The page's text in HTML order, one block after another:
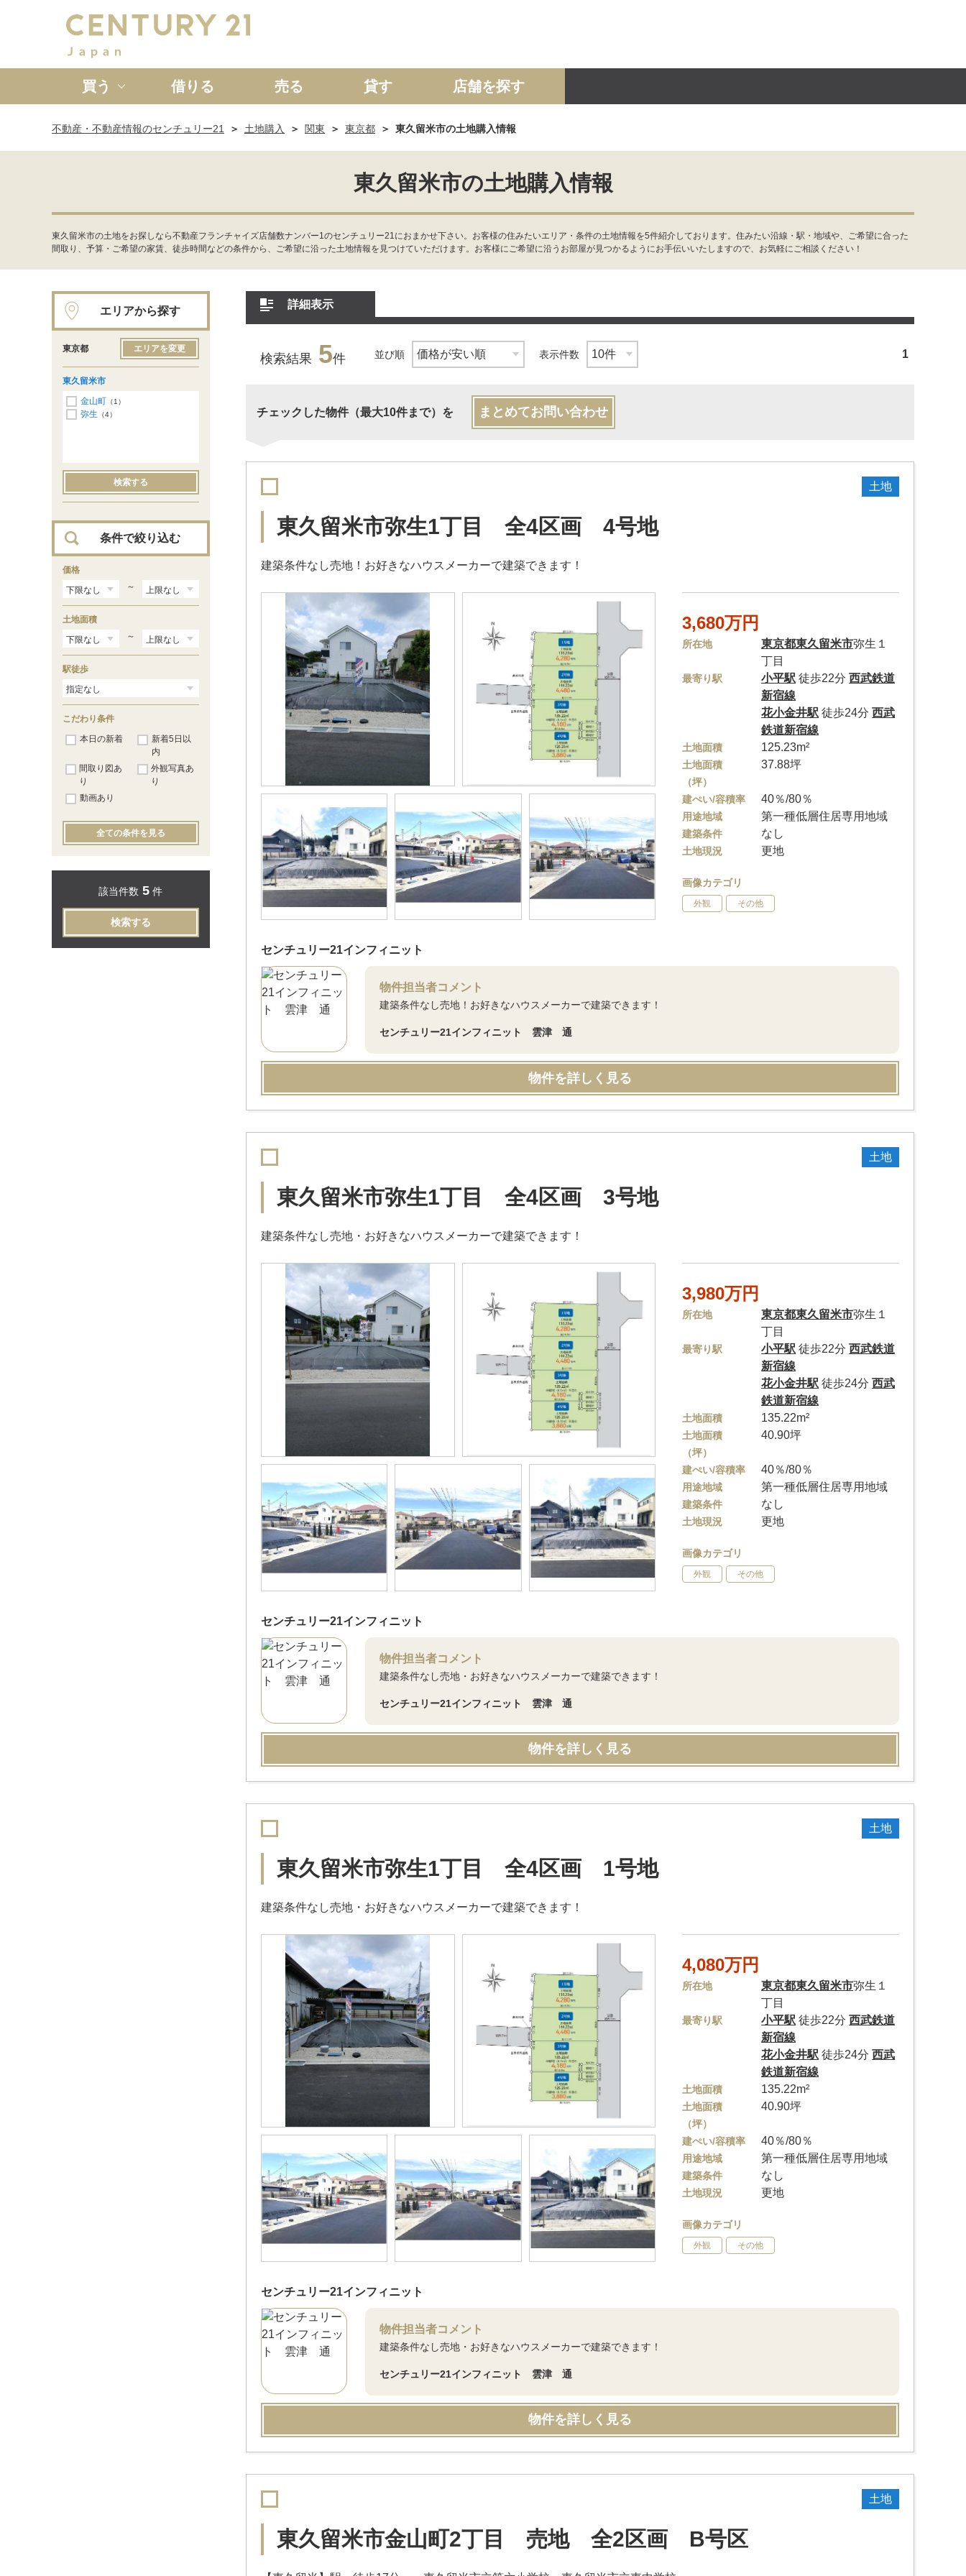
買う
新築一戸建て 中古一戸建て マンション 土地
借りる 売る 貸す 店舗を探す
不動産・不動産情報のセンチュリー21 土地購入 関東 東京都 東久留米市の土地購入情報
東久留米市の土地購入情報
東久留米市の土地をお探しなら不動産フランチャイズ店舗数ナンバー1のセンチュリー21におまかせ下さい。お客様の住みたいエリア・条件の土地情報を5件紹介しております。住みたい沿線・駅・地域や、ご希望に合った
間取り、予算・ご希望の家賃、徒歩時間などの条件から、ご希望に沿った土地情報を見つけていただけます。お客様にご希望に沿うお部屋が見つかるようにお手伝いいたしますので、お気軽にご相談ください！
詳細表示
検索結果 5件 並び順 表示件数 1
チェックした物件（最大10件まで）を まとめてお問い合わせ
土地
東久留米市弥生1丁目 全4区画 4号地
建築条件なし売地！お好きなハウスメーカーで建築できます！
3,680万円
所在地 東京都東久留米市弥生１
丁目
最寄り駅 小平駅 徒歩22分西武鉄道
新宿線
花小金井駅 徒歩24分西武
鉄道新宿線
土地面積 125.23m²
土地面積
（坪）
37.88坪
建ぺい/容積率 40％/80％
用途地域 第一種低層住居専用地域
建築条件 なし
土地現況 更地
画像カテゴリ
外観 その他
センチュリー21インフィニット
物件担当者コメント
建築条件なし売地！お好きなハウスメーカーで建築できます！
センチュリー21インフィニット 雲津 通
物件を詳しく見る
土地
東久留米市弥生1丁目 全4区画 3号地
建築条件なし売地・お好きなハウスメーカーで建築できます！
3,980万円
所在地 東京都東久留米市弥生１
丁目
最寄り駅 小平駅 徒歩22分西武鉄道
新宿線
花小金井駅 徒歩24分西武
鉄道新宿線
土地面積 135.22m²
土地面積
（坪）
40.90坪
建ぺい/容積率 40％/80％
用途地域 第一種低層住居専用地域
建築条件 なし
土地現況 更地
画像カテゴリ
外観 その他
センチュリー21インフィニット
物件担当者コメント
建築条件なし売地・お好きなハウスメーカーで建築できます！
センチュリー21インフィニット 雲津 通
物件を詳しく見る
土地
東久留米市弥生1丁目 全4区画 1号地
建築条件なし売地・お好きなハウスメーカーで建築できます！
4,080万円
所在地 東京都東久留米市弥生１
丁目
最寄り駅 小平駅 徒歩22分西武鉄道
新宿線
花小金井駅 徒歩24分西武
鉄道新宿線
土地面積 135.22m²
土地面積
（坪）
40.90坪
建ぺい/容積率 40％/80％
用途地域 第一種低層住居専用地域
建築条件 なし
土地現況 更地
画像カテゴリ
外観 その他
センチュリー21インフィニット
物件担当者コメント
建築条件なし売地・お好きなハウスメーカーで建築できます！
センチュリー21インフィニット 雲津 通
物件を詳しく見る
土地
東久留米市金山町2丁目 売地 全2区画 B号区
エリアから探す
東京都 エリアを変更
東久留米市
金山町 （1）
弥生 （4）
検索する
条件で絞り込む
価格
～
土地面積
～
駅徒歩
こだわり条件
本日の新着
新着5日以
内
間取り図あ
り
外観写真あ
り
動画あり
全ての条件を見る
該当件数 5 件
検索する